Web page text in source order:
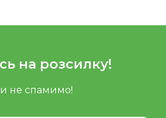
на розсилку!
не спамимо!